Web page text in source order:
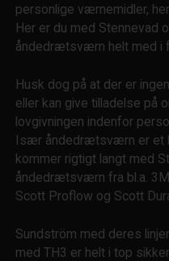
personlige værnemidler,
Her er du med Stennevad
åndedrætsværn helt med i
Husk dog på at der er
eller kan give tilladelse på
lovgivningen indenfor
Især åndedrætsværn er et
kommer rigtigt langt med
åndedrætsværn fra bl.a.
Scott Proflow og Scott
Sundström med deres
med TH3 er helt i top